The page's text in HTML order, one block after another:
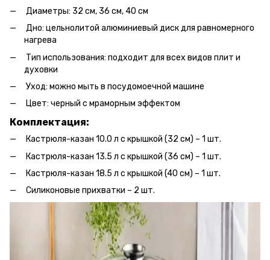
Диаметры: 32 см, 36 см, 40 см
Дно: цельнолитой алюминиевый диск для равномерного
нагрева
Тип использования: подходит для всех видов плит и
духовки
Уход: можно мыть в посудомоечной машине
Цвет: черный с мраморным эффектом
Комплектация:
Кастрюля-казан 10.0 л с крышкой (32 см) – 1 шт.
Кастрюля-казан 13.5 л с крышкой (36 см) – 1 шт.
Кастрюля-казан 18.5 л с крышкой (40 см) – 1 шт.
Силиконовые прихватки – 2 шт.